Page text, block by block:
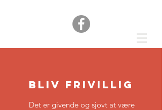
Bliv frivillig
Det er givende og sjovt at være